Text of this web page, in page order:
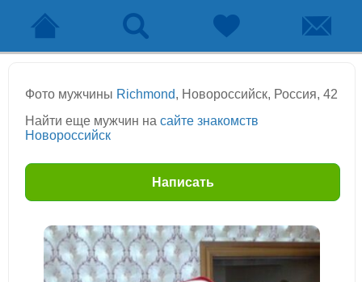
Фото мужчины Richmond, Новороссийск, Россия, 42
Найти еще мужчин на сайте знакомств
Новороссийск
Написать